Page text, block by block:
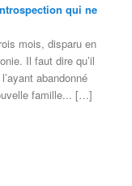
qui ne
mois, disparu en
Il faut dire qu’il
abandonné
famille... […]